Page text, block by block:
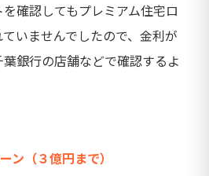
確認してもプレミアム住宅ロ
いませんでしたので、金利が
銀行の店舗などで確認するよ
ン（３億円まで）